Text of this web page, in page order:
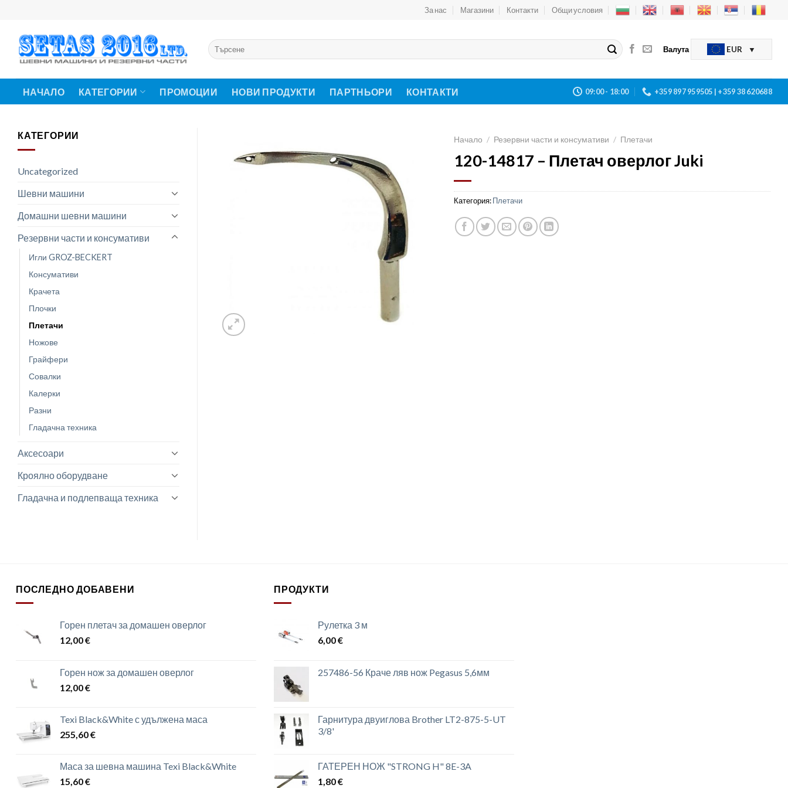
content
За нас Магазини Контакти Общи условия
Търсене
за:
Валута EUR
НАЧАЛО КАТЕГОРИИ ПРОМОЦИИ НОВИ ПРОДУКТИ ПАРТНЬОРИ КОНТАКТИ 09:00 - 18:00 +359 897 959505 | +359 38 620688
КАТЕГОРИИ
Uncategorized
Шевни машини
Домашни шевни машини
Резервни части и консумативи
Игли GROZ-BECKERT
Консумативи
Крачета
Плочки
Плетачи
Ножове
Грайфери
Совалки
Калерки
Разни
Гладачна техника
Аксесоари
Кроялно оборудване
Гладачна и подлепваща техника
Начало / Резервни части и консумативи / Плетачи
120-14817 – Плетач оверлог Juki
Категория:Плетачи
ПОСЛЕДНО ДОБАВЕНИ
Горен плетач за домашен оверлог
12,00€
Горен нож за домашен оверлог
12,00€
Texi Black&White с удължена маса
255,60€
Маса за шевна машина Texi Black&White
15,60€
ПРОДУКТИ
Рулетка 3 м
6,00€
257486-56 Краче ляв нож Pegasus 5,6мм
Гарнитура двуиглова Brother LT2-875-5-UT
3/8'
ГАТЕРЕН НОЖ "STRONG H" 8E-3A
1,80€